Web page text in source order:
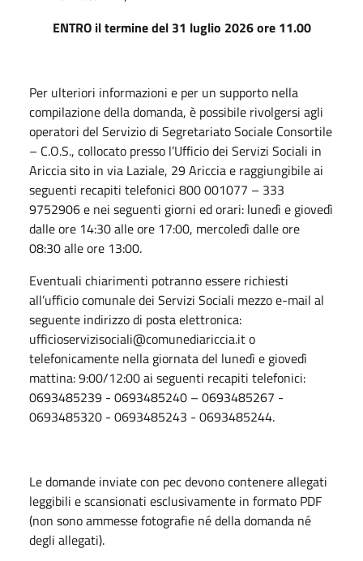
ENTRO il termine del 31 luglio 2026 ore 11.00
Per ulteriori informazioni e per un supporto nella
compilazione della domanda, è possibile rivolgersi agli
operatori del Servizio di Segretariato Sociale Consortile
– C.O.S., collocato presso l’Ufficio dei Servizi Sociali in
Ariccia sito in via Laziale, 29 Ariccia e raggiungibile ai
seguenti recapiti telefonici 800 001077 – 333
9752906 e nei seguenti giorni ed orari: lunedì e giovedì
dalle ore 14:30 alle ore 17:00, mercoledì dalle ore
08:30 alle ore 13:00.
Eventuali chiarimenti potranno essere richiesti
all’ufficio comunale dei Servizi Sociali mezzo e-mail al
seguente indirizzo di posta elettronica:
ufficioservizisociali@comunediariccia.it o
telefonicamente nella giornata del lunedì e giovedì
mattina: 9:00/12:00 ai seguenti recapiti telefonici:
0693485239 - 0693485240 – 0693485267 -
0693485320 - 0693485243 - 0693485244.
Le domande inviate con pec devono contenere allegati
leggibili e scansionati esclusivamente in formato PDF
(non sono ammesse fotografie né della domanda né
degli allegati).